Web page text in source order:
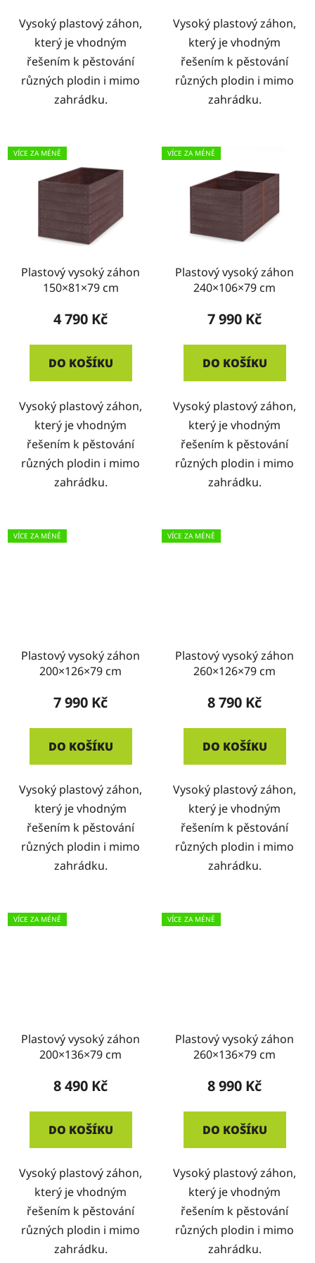
Vysoký plastový záhon,
který je vhodným
řešením k pěstování
různých plodin i mimo
zahrádku.
Vysoký plastový záhon,
který je vhodným
řešením k pěstování
různých plodin i mimo
zahrádku.
VÍCE ZA MÉNĚ
Plastový vysoký záhon
150×81×79 cm
4 790 Kč
DO KOŠÍKU
Vysoký plastový záhon,
který je vhodným
řešením k pěstování
různých plodin i mimo
zahrádku.
VÍCE ZA MÉNĚ
Plastový vysoký záhon
240×106×79 cm
7 990 Kč
DO KOŠÍKU
Vysoký plastový záhon,
který je vhodným
řešením k pěstování
různých plodin i mimo
zahrádku.
VÍCE ZA MÉNĚ
Plastový vysoký záhon
200×126×79 cm
7 990 Kč
DO KOŠÍKU
Vysoký plastový záhon,
který je vhodným
řešením k pěstování
různých plodin i mimo
zahrádku.
VÍCE ZA MÉNĚ
Plastový vysoký záhon
260×126×79 cm
8 790 Kč
DO KOŠÍKU
Vysoký plastový záhon,
který je vhodným
řešením k pěstování
různých plodin i mimo
zahrádku.
VÍCE ZA MÉNĚ
Plastový vysoký záhon
200×136×79 cm
8 490 Kč
DO KOŠÍKU
Vysoký plastový záhon,
který je vhodným
řešením k pěstování
různých plodin i mimo
zahrádku.
VÍCE ZA MÉNĚ
Plastový vysoký záhon
260×136×79 cm
8 990 Kč
DO KOŠÍKU
Vysoký plastový záhon,
který je vhodným
řešením k pěstování
různých plodin i mimo
zahrádku.